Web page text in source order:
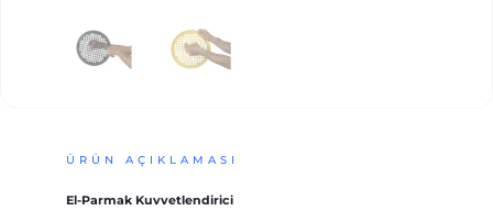
ÜRÜN AÇIKLAMASI
El-Parmak Kuvvetlendirici